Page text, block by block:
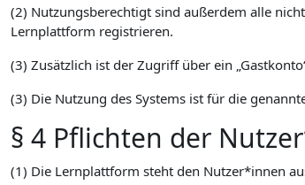
(2) Nutzungsberechtigt sind außerdem alle
Lernplattform registrieren.
(3) Zusätzlich ist der Zugriff über ein
(3) Die Nutzung des Systems ist für die
§ 4 Pflichten der
(1) Die Lernplattform steht den Nutzer*innen